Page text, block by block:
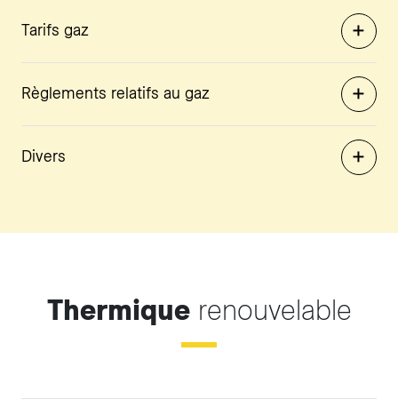
Tarifs gaz
Règlements relatifs au gaz
Divers
Thermiquerenouvelable